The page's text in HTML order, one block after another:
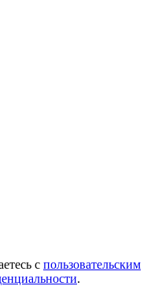
с пользовательским
.